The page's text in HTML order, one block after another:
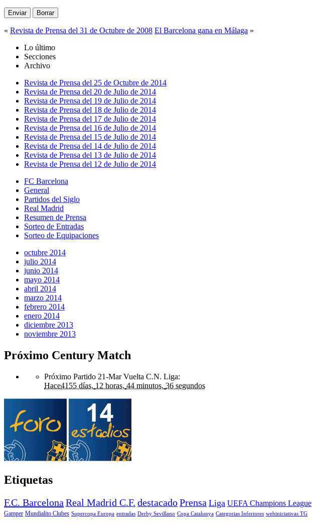
« Revista de Prensa del 31 de Octubre de 2008 El Barcelona gana en Málaga »
Lo último
Secciones
Archivo
Revista de Prensa del 25 de Octubre de 2014
Revista de Prensa del 20 de Julio de 2014
Revista de Prensa del 19 de Julio de 2014
Revista de Prensa del 18 de Julio de 2014
Revista de Prensa del 17 de Julio de 2014
Revista de Prensa del 16 de Julio de 2014
Revista de Prensa del 15 de Julio de 2014
Revista de Prensa del 14 de Julio de 2014
Revista de Prensa del 13 de Julio de 2014
Revista de Prensa del 12 de Julio de 2014
FC Barcelona
General
Partidos del Siglo
Real Madrid
Resumen de Prensa
Sorteo de Entradas
Sorteo de Equipaciones
octubre 2014
julio 2014
junio 2014
mayo 2014
abril 2014
marzo 2014
febrero 2014
enero 2014
diciembre 2013
noviembre 2013
Próximo Century Match
Próximo Partido 21-Mar Vuelta C.N. Liga:
Hace4155 días, 12 horas, 44 minutos, 36 segundos
Etiquetas
F.C. Barcelona Real Madrid C.F. destacadoPrensa Liga UEFA Champions League
Gamper Mundialito Clubes Supercopa Europa entradas Derby Sevillano Copa Catalunya Categorias Inferiores webiniciativas TG